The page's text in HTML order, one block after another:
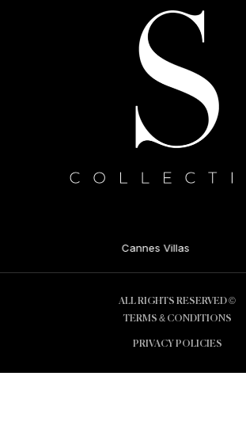
Cannes Villas
© ALL RIGHTS RESERVED
TERMS & CONDITIONS
PRIVACY POLICIES